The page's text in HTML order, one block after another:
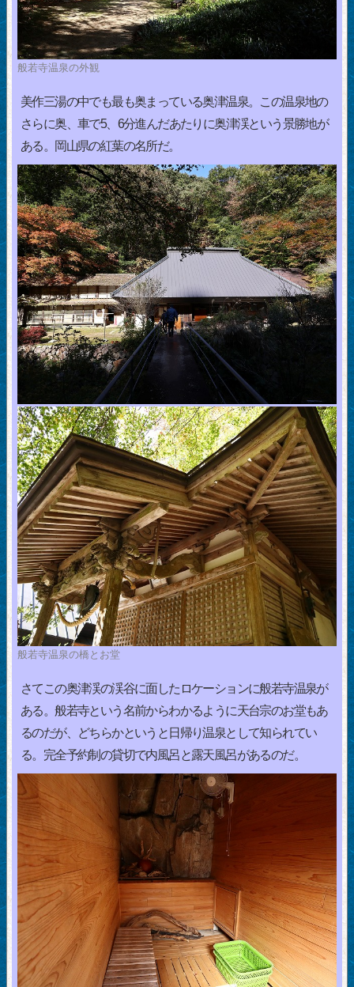
般若寺温泉の外観
美作三湯の中でも最も奥まっている奥津温泉。この温泉地の
さらに奥、車で5、6分進んだあたりに奥津渓という景勝地が
ある。岡山県の紅葉の名所だ。
般若寺温泉の橋とお堂
さてこの奥津渓の渓谷に面したロケーションに般若寺温泉が
ある。般若寺という名前からわかるように天台宗のお堂もあ
るのだが、どちらかというと日帰り温泉として知られてい
る。完全予約制の貸切で内風呂と露天風呂があるのだ。